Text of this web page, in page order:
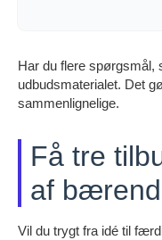
Har du flere spørgsmål,
udbudsmaterialet. Det
sammenlignelige.
Få tre
af
Vil du trygt fra idé til